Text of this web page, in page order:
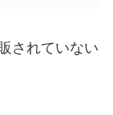
されていない